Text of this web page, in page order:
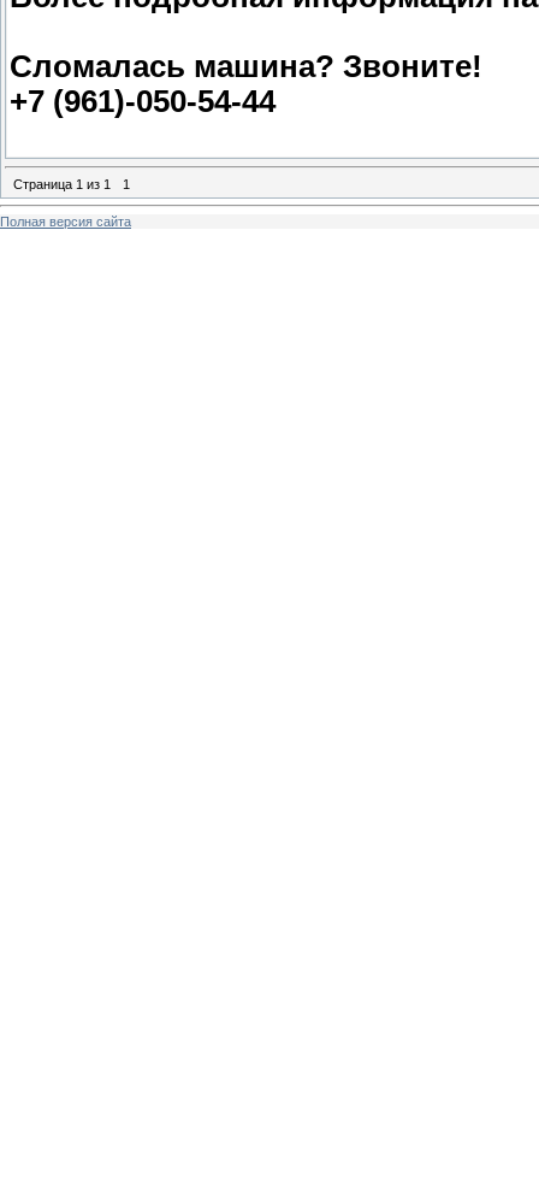
Сломалась машина? Звоните!
+7 (961)-050-54-44
Страница 1 из 1 1
Полная версия сайта